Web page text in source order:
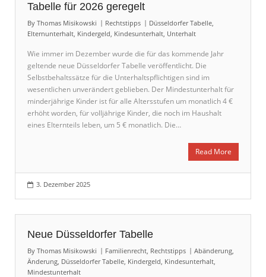
Tabelle für 2026 geregelt
By Thomas Misikowski Rechtstipps Düsseldorfer Tabelle,
Elternunterhalt, Kindergeld, Kindesunterhalt, Unterhalt
Wie immer im Dezember wurde die für das kommende Jahr
geltende neue Düsseldorfer Tabelle veröffentlicht. Die
Selbstbehaltssätze für die Unterhaltspflichtigen sind im
wesentlichen unverändert geblieben. Der Mindestunterhalt für
minderjährige Kinder ist für alle Altersstufen um monatlich 4 €
erhöht worden, für volljährige Kinder, die noch im Haushalt
eines Elternteils leben, um 5 € monatlich. Die…
Read More
3. Dezember 2025
Neue Düsseldorfer Tabelle
By Thomas Misikowski Familienrecht, Rechtstipps Abänderung,
Änderung, Düsseldorfer Tabelle, Kindergeld, Kindesunterhalt,
Mindestunterhalt